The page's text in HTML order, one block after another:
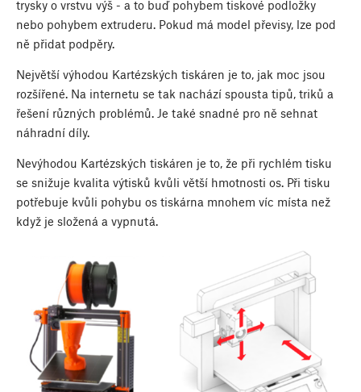
trysky o vrstvu výš - a to buď pohybem tiskové podložky
nebo pohybem extruderu. Pokud má model převisy, lze pod
ně přidat podpěry.
Největší výhodou Kartézských tiskáren je to, jak moc jsou
rozšířené. Na internetu se tak nachází spousta tipů, triků a
řešení různých problémů. Je také snadné pro ně sehnat
náhradní díly.
Nevýhodou Kartézských tiskáren je to, že při rychlém tisku
se snižuje kvalita výtisků kvůli větší hmotnosti os. Při tisku
potřebuje kvůli pohybu os tiskárna mnohem víc místa než
když je složená a vypnutá.